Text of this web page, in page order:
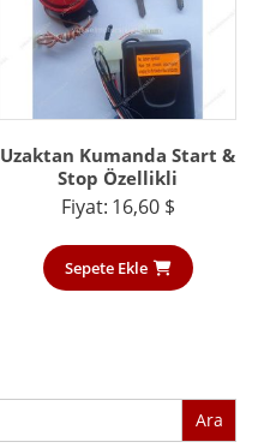
Uzaktan Kumanda Start &
Stop Özellikli
Fiyat: 16,60 $
Sepete Ekle
Ara